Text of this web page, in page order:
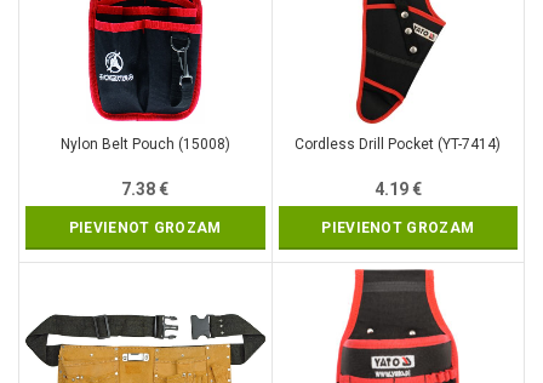
Nylon Belt Pouch (15008)
7.38€
PIEVIENOT GROZAM
Cordless Drill Pocket (YT-7414)
4.19€
PIEVIENOT GROZAM